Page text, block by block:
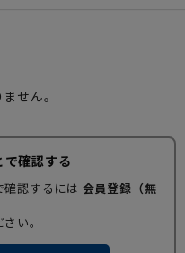
せん。
で確認する
認するには 会員登録（無
い。